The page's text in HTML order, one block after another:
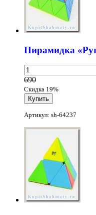
Пирамидка
690
Скидка 19%
Артикул: sh-64237